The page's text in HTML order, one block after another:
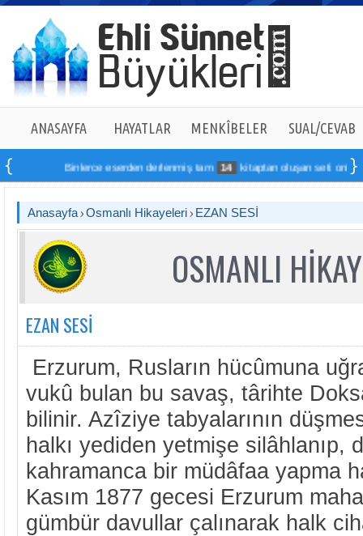
ANASAYFA HAYATLAR MENKÎBELER SUAL/CEVAB
Binlerce eserden derlenmiş tam 14 kitaptan oluşan seti online
Anasayfa Osmanlı Hikayeleri EZAN SESİ
OSMANLI
EZAN SESİ
Erzurum, Rusların hücûmuna
vukû bulan bu savaş, târihte
bilinir. Azîziye tabyalarının
halkı yediden yetmişe silâhlanıp,
kahramanca bir müdâfaa yapma
Kasım 1877 gecesi Erzurum
gümbür davullar çalınarak halk